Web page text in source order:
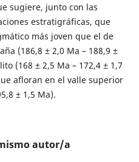
sugiere, junto con las
estratigráficas, que
más joven que el de
(186,8 ± 2,0 Ma – 188,9 ±
(168 ± 2,5 Ma – 172,4 ± 1,7
afloran en el valle superior
± 1,5 Ma).
autor/a